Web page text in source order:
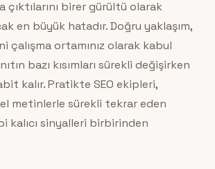
çıktılarını birer gürültü olarak
en büyük hatadır. Doğru yaklaşım,
çalışma ortamınız olarak kabul
bazı kısımları sürekli değişirken
kalır. Pratikte SEO ekipleri,
metinlerle sürekli tekrar eden
kalıcı sinyalleri birbirinden